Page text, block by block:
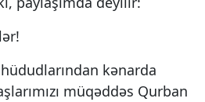
kənarda
müqəddəs Qurban